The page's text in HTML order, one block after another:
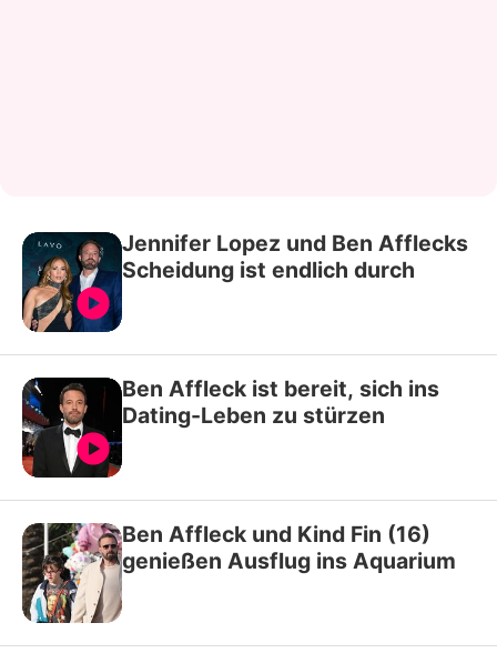
Jennifer Lopez und Ben Afflecks
Scheidung ist endlich durch
Ben Affleck ist bereit, sich ins
Dating-Leben zu stürzen
Ben Affleck und Kind Fin (16)
genießen Ausflug ins Aquarium